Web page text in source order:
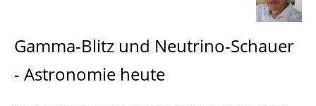
Gamma-Blitz und Neutrino-Schauer
- Astronomie heute